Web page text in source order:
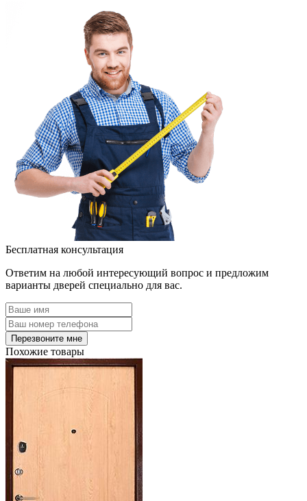
Бесплатная консультация
Ответим на любой интересующий вопрос и предложим
варианты дверей специально для вас.
Похожие товары